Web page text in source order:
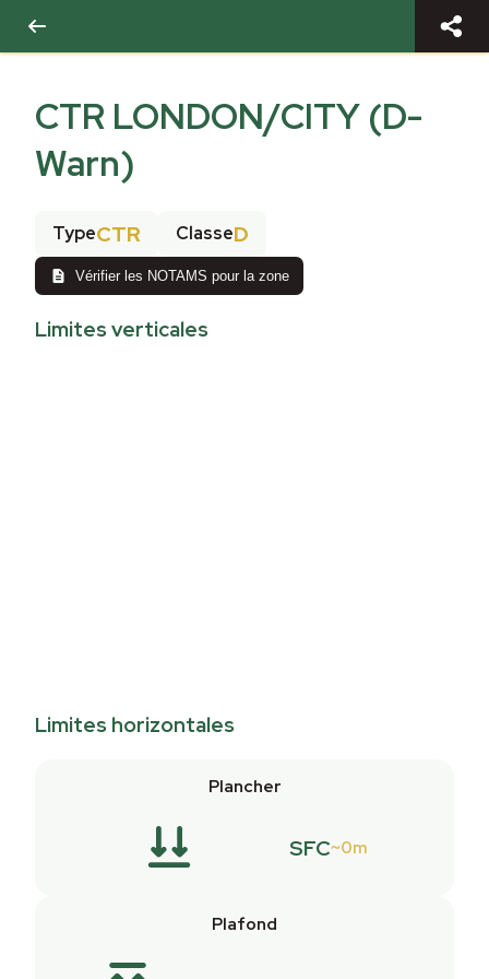
CTR LONDON/CITY (D-
Warn)
TypeCTR ClasseD
Vérifier les NOTAMS pour la zone
Limites verticales
Limites horizontales
Plancher
SFC 0m
Plafond